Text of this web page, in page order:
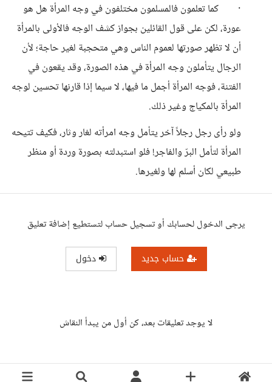
· كما تعلمون فالمسلمون مختلفون في وجه المرأة هل هو
عورة، لكن على قول القائلين بجواز كشف الوجه فالأولى بالمرأة
أن لا تظهر صورتها لعموم الناس وهي متحجبة لغير حاجة؛ لأن
الرجال يتأملون وجه المرأة في هذه الصورة، وقد يقعون في
الفتنة، فوجه المرأة أجمل ما فيها، لا سيما إذا قارنها تحسين لوجه
المرأة بالمكياج وغير ذلك.
ولو رأى رجل رجلاً آخر يتأمل وجه امرأته لغار وثار، فكيف تتيحه
المرأة لتأمل البرّ والفاجر! فلو استبدلته بصورة وردة أو منظر
طبيعي لكان أسلم لها ولغيرها.
يرجى الدخول لحسابك أو تسجيل حساب لتستطيع إضافة تعليق
حساب جديد دخول
لا يوجد تعليقات بعد، كن أول من يبدأ النقاش